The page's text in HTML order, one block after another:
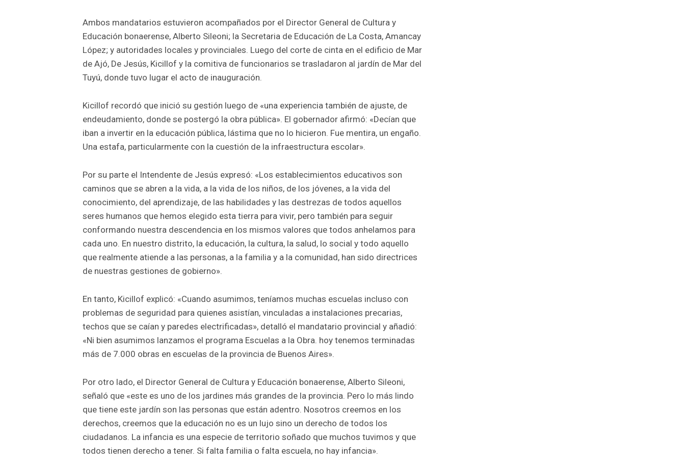
Ambos mandatarios estuvieron acompañados por el Director General de Cultura y
Educación bonaerense, Alberto Sileoni; la Secretaria de Educación de La Costa, Amancay
López; y autoridades locales y provinciales. Luego del corte de cinta en el edificio de Mar
de Ajó, De Jesús, Kicillof y la comitiva de funcionarios se trasladaron al jardín de Mar del
Tuyú, donde tuvo lugar el acto de inauguración.
Kicillof recordó que inició su gestión luego de «una experiencia también de ajuste, de
endeudamiento, donde se postergó la obra pública». El gobernador afirmó: «Decían que
iban a invertir en la educación pública, lástima que no lo hicieron. Fue mentira, un engaño.
Una estafa, particularmente con la cuestión de la infraestructura escolar».
Por su parte el Intendente de Jesús expresó: «Los establecimientos educativos son
caminos que se abren a la vida, a la vida de los niños, de los jóvenes, a la vida del
conocimiento, del aprendizaje, de las habilidades y las destrezas de todos aquellos
seres humanos que hemos elegido esta tierra para vivir, pero también para seguir
conformando nuestra descendencia en los mismos valores que todos anhelamos para
cada uno. En nuestro distrito, la educación, la cultura, la salud, lo social y todo aquello
que realmente atiende a las personas, a la familia y a la comunidad, han sido directrices
de nuestras gestiones de gobierno».
En tanto, Kicillof explicó: «Cuando asumimos, teníamos muchas escuelas incluso con
problemas de seguridad para quienes asistían, vinculadas a instalaciones precarias,
techos que se caían y paredes electrificadas», detalló el mandatario provincial y añadió:
«Ni bien asumimos lanzamos el programa Escuelas a la Obra. hoy tenemos terminadas
más de 7.000 obras en escuelas de la provincia de Buenos Aires».
Por otro lado, el Director General de Cultura y Educación bonaerense, Alberto Sileoni,
señaló que «este es uno de los jardines más grandes de la provincia. Pero lo más lindo
que tiene este jardín son las personas que están adentro. Nosotros creemos en los
derechos, creemos que la educación no es un lujo sino un derecho de todos los
ciudadanos. La infancia es una especie de territorio soñado que muchos tuvimos y que
todos tienen derecho a tener. Si falta familia o falta escuela, no hay infancia».